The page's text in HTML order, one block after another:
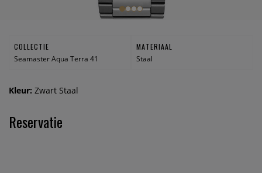
COLLECTIE
Seamaster Aqua Terra 41
MATERIAAL
Staal
Kleur: Zwart Staal
Reservatie